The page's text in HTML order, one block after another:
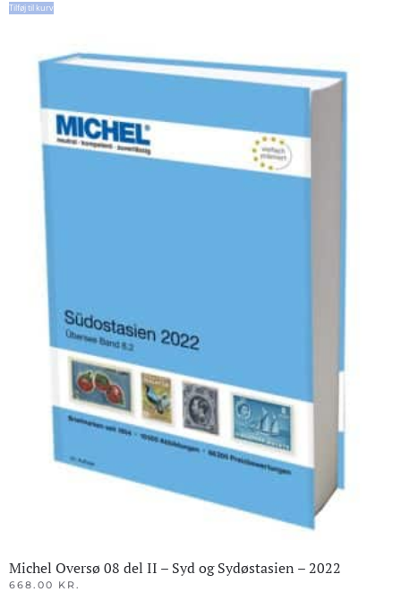
Tilføj til kurv
Michel Oversø 08 del II – Syd og Sydøstasien – 2022
668.00 KR.